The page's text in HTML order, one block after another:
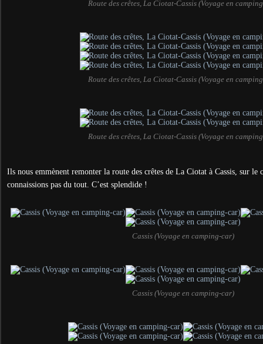
Route des crêtes, La Ciotat-Cassis (Voyage en
Route des crêtes, La Ciotat-Cassis (Voyage en
Route des crêtes, La Ciotat-Cassis (Voyage en
Ils nous emmènent remonter la route des crêtes de La Ciotat à Cassis, sur le
connaissions pas du tout. C’est splendide !
Cassis (Voyage en camping-car)
Cassis (Voyage en camping-car)